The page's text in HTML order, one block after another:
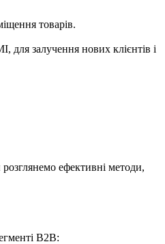
товарів.
залучення нових клієнтів і
ефективні методи,
B2B: